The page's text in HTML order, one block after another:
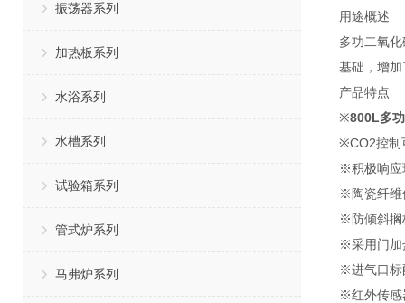
振荡器系列
加热板系列
水浴系列
水槽系列
试验箱系列
管式炉系列
马弗炉系列
用途概述
多功二氧
基础，增
产品特点
※800L多
※CO2控制
※积极响应
※陶瓷纤维
※防倾斜搁
※采用门加
※进气口标
※红外传感